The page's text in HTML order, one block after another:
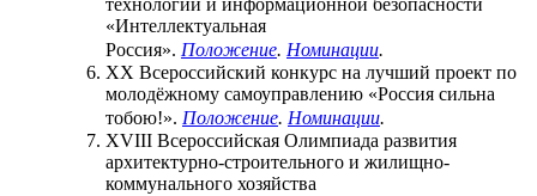
технологий и информационной безопасности
«Интеллектуальная
Россия». Положение. Номинации.
XX Всероссийский конкурс на лучший проект по
молодёжному самоуправлению «Россия сильна
тобою!». Положение. Номинации.
XVIII Всероссийская Олимпиада развития
архитектурно-строительного и жилищно-
коммунального хозяйства